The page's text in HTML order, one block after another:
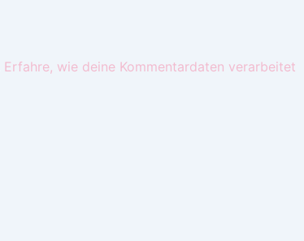
Erfahre, wie deine Kommentardaten verarbeitet